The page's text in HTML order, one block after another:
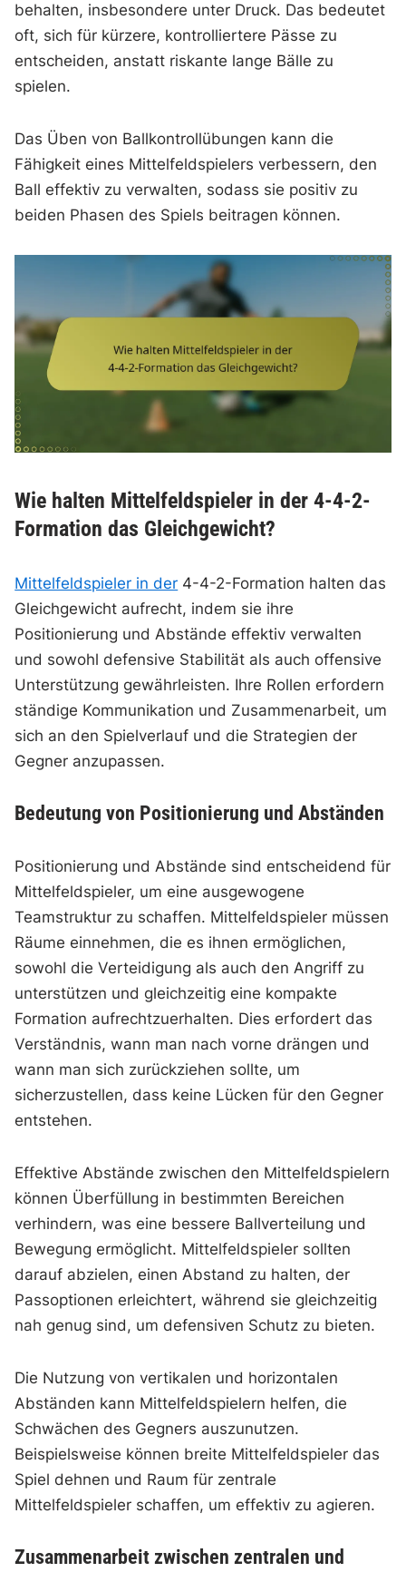
behalten, insbesondere unter Druck. Das bedeutet
oft, sich für kürzere, kontrolliertere Pässe zu
entscheiden, anstatt riskante lange Bälle zu
spielen.
Das Üben von Ballkontrollübungen kann die
Fähigkeit eines Mittelfeldspielers verbessern, den
Ball effektiv zu verwalten, sodass sie positiv zu
beiden Phasen des Spiels beitragen können.
Wie halten Mittelfeldspieler in der 4-4-2-
Formation das Gleichgewicht?
Mittelfeldspieler in der 4-4-2-Formation halten das
Gleichgewicht aufrecht, indem sie ihre
Positionierung und Abstände effektiv verwalten
und sowohl defensive Stabilität als auch offensive
Unterstützung gewährleisten. Ihre Rollen erfordern
ständige Kommunikation und Zusammenarbeit, um
sich an den Spielverlauf und die Strategien der
Gegner anzupassen.
Bedeutung von Positionierung und Abständen
Positionierung und Abstände sind entscheidend für
Mittelfeldspieler, um eine ausgewogene
Teamstruktur zu schaffen. Mittelfeldspieler müssen
Räume einnehmen, die es ihnen ermöglichen,
sowohl die Verteidigung als auch den Angriff zu
unterstützen und gleichzeitig eine kompakte
Formation aufrechtzuerhalten. Dies erfordert das
Verständnis, wann man nach vorne drängen und
wann man sich zurückziehen sollte, um
sicherzustellen, dass keine Lücken für den Gegner
entstehen.
Effektive Abstände zwischen den Mittelfeldspielern
können Überfüllung in bestimmten Bereichen
verhindern, was eine bessere Ballverteilung und
Bewegung ermöglicht. Mittelfeldspieler sollten
darauf abzielen, einen Abstand zu halten, der
Passoptionen erleichtert, während sie gleichzeitig
nah genug sind, um defensiven Schutz zu bieten.
Die Nutzung von vertikalen und horizontalen
Abständen kann Mittelfeldspielern helfen, die
Schwächen des Gegners auszunutzen.
Beispielsweise können breite Mittelfeldspieler das
Spiel dehnen und Raum für zentrale
Mittelfeldspieler schaffen, um effektiv zu agieren.
Zusammenarbeit zwischen zentralen und